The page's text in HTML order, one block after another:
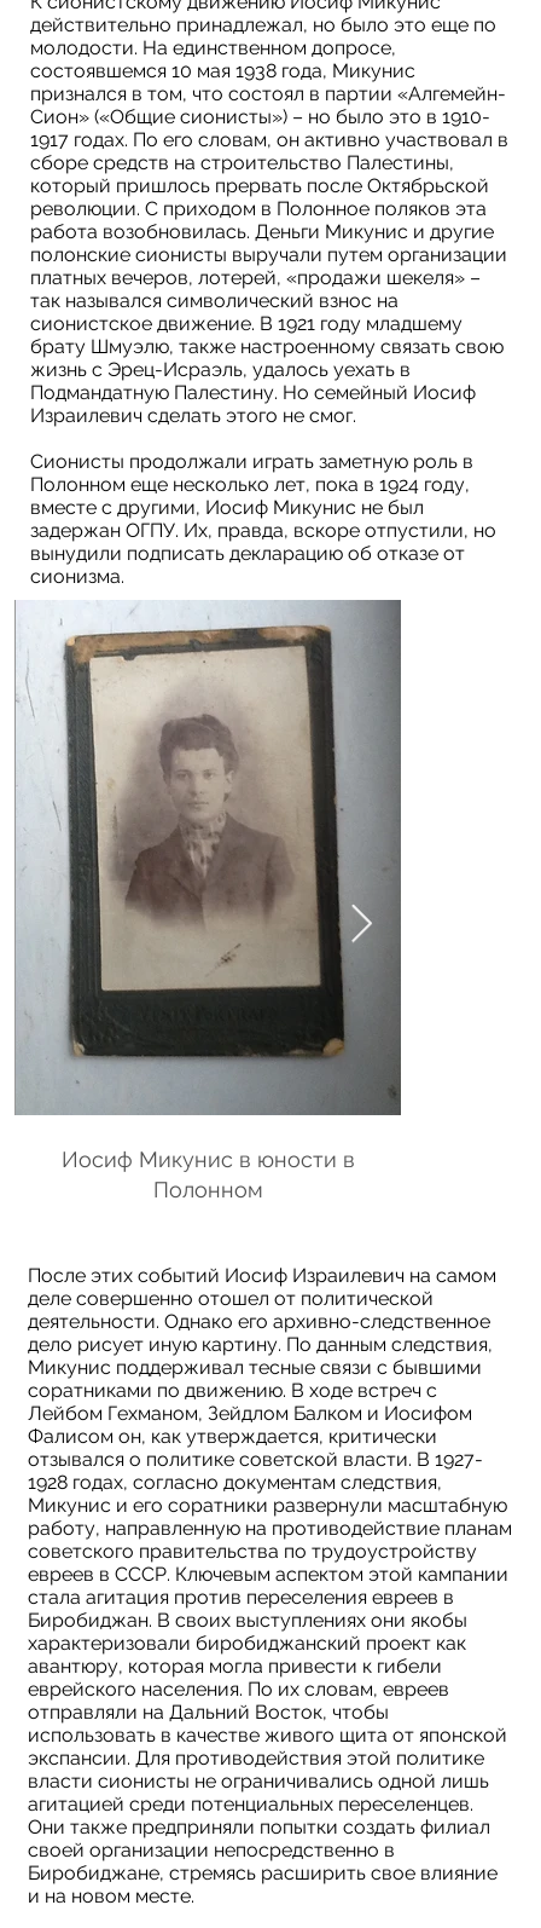
действительно принадлежал, но было это еще по
молодости. На единственном допросе,
состоявшемся 10 мая 1938 года, Микунис
признался в том, что состоял в партии «Алгемейн-
Сион» («Общие сионисты») – но было это в 1910-
1917 годах. По его словам, он активно участвовал в
сборе средств на строительство Палестины,
который пришлось прервать после Октябрьской
революции. С приходом в Полонное поляков эта
работа возобновилась. Деньги Микунис и другие
полонские сионисты выручали путем организации
платных вечеров, лотерей, «продажи шекеля» –
так назывался символический взнос на
сионистское движение. В 1921 году младшему
брату Шмуэлю, также настроенному связать свою
жизнь с Эрец-Исраэль, удалось уехать в
Подмандатную Палестину. Но семейный Иосиф
Израилевич сделать этого не смог.
Сионисты продолжали играть заметную роль в
Полонном еще несколько лет, пока в 1924 году,
вместе с другими, Иосиф Микунис не был
задержан ОГПУ. Их, правда, вскоре отпустили, но
вынудили подписать декларацию об отказе от
сионизма.
Иосиф Микунис в юности в
Полонном
После этих событий Иосиф Израилевич на самом
деле совершенно отошел от политической
деятельности. Однако его архивно-следственное
дело рисует иную картину. По данным следствия,
Микунис поддерживал тесные связи с бывшими
соратниками по движению. В ходе встреч с
Лейбом Гехманом, Зейдлом Балком и Иосифом
Фалисом он, как утверждается, критически
отзывался о политике советской власти. В 1927-
1928 годах, согласно документам следствия,
Микунис и его соратники развернули масштабную
работу, направленную на противодействие планам
советского правительства по трудоустройству
евреев в СССР. Ключевым аспектом этой кампании
стала агитация против переселения евреев в
Биробиджан. В своих выступлениях они якобы
характеризовали биробиджанский проект как
авантюру, которая могла привести к гибели
еврейского населения. По их словам, евреев
отправляли на Дальний Восток, чтобы
использовать в качестве живого щита от японской
экспансии. Для противодействия этой политике
власти сионисты не ограничивались одной лишь
агитацией среди потенциальных переселенцев.
Они также предприняли попытки создать филиал
своей организации непосредственно в
Биробиджане, стремясь расширить свое влияние
и на новом месте.